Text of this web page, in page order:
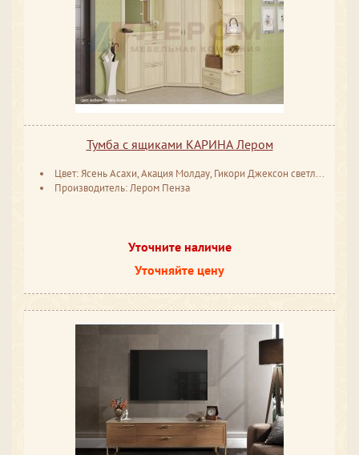
Тумба с ящиками КАРИНА Лером
Цвет: Ясень Асахи, Акация Молдау, Гикори Джексон светлый, Снежный ясень, Серый кашемир, Серый оникс
Производитель: Лером Пенза
Уточните наличие
Уточняйте цену